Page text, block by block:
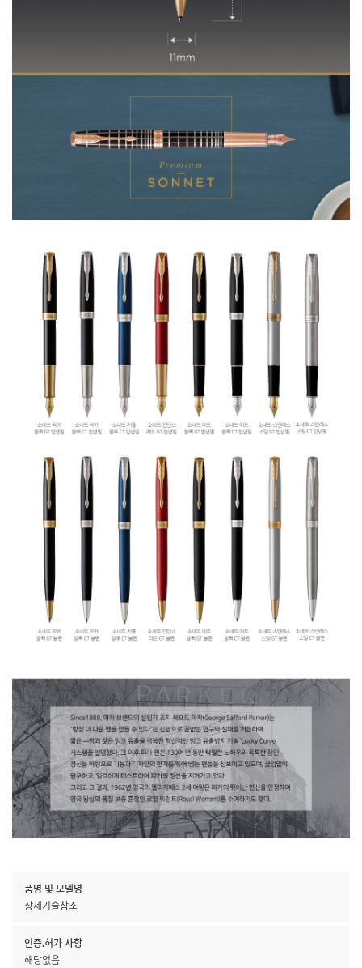
품명 및 모델명
상세기술참조
인증.허가 사항
해당없음